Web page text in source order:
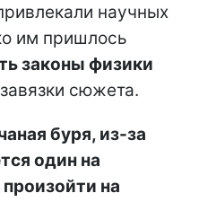
научных
им пришлось
законы физики
сюжета.
буря, из-за
один на
на